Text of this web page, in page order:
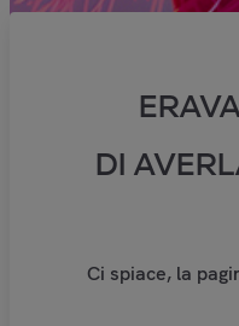
DI
Ci spiace, la